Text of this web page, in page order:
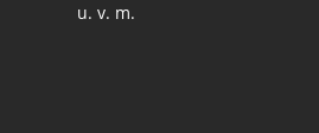
u. v. m.